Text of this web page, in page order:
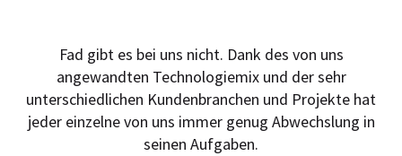
Fad gibt es bei uns nicht. Dank des von uns
angewandten Technologiemix und der sehr
unterschiedlichen Kundenbranchen und Projekte hat
jeder einzelne von uns immer genug Abwechslung in
seinen Aufgaben.